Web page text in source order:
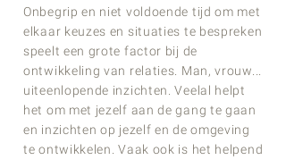
Onbegrip en niet voldoende tijd om met
elkaar keuzes en situaties te bespreken
speelt een grote factor bij de
ontwikkeling van relaties. Man, vrouw...
uiteenlopende inzichten. Veelal helpt
het om met jezelf aan de gang te gaan
en inzichten op jezelf en de omgeving
te ontwikkelen. Vaak ook is het helpend